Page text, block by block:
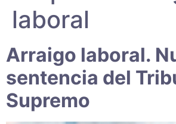
laboral
Arraigo laboral.
sentencia del
Supremo